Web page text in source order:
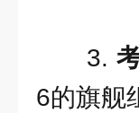
3.
6的旗舰